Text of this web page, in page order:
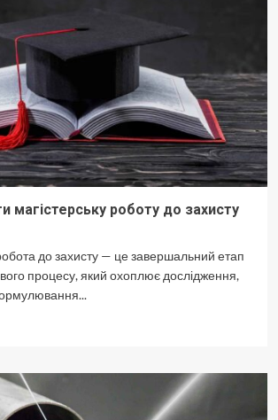
магістерську роботу до захисту
до захисту — це завершальний етап
процесу, який охоплює дослідження,